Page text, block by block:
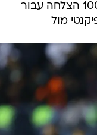
וויליאם קרבאליו. פדרי שמר על 100% הצלחה עבור
מול